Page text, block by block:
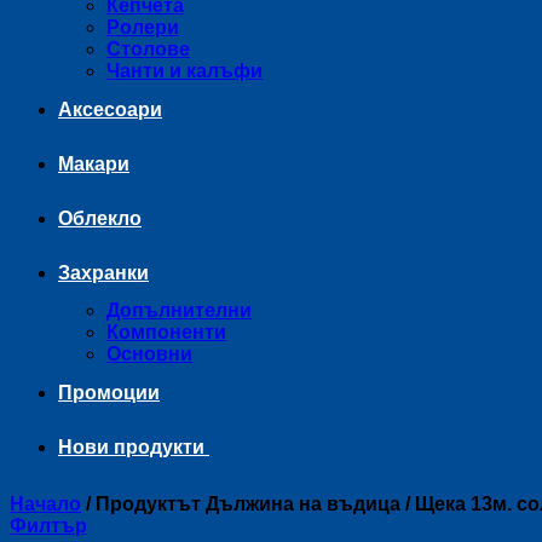
Кепчета
Ролери
Столове
Чанти и калъфи
Аксесоари
Макари
Облекло
Захранки
Допълнителни
Компоненти
Основни
Промоции
Нови продукти
Начало /Продуктът Дължина на въдица /Щека 13м.
Филтър